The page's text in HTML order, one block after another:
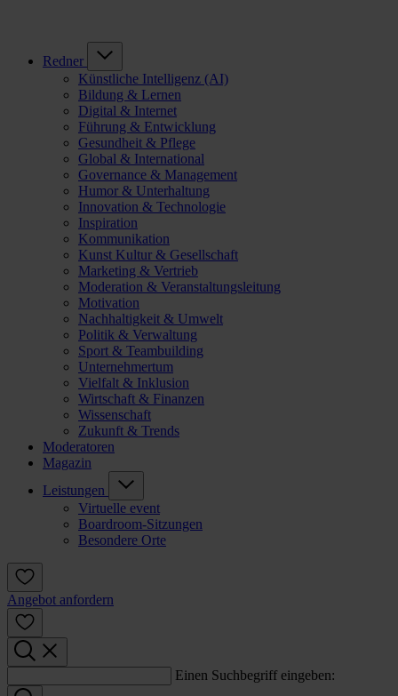
Redner
Künstliche Intelligenz (AI)
Bildung & Lernen
Digital & Internet
Führung & Entwicklung
Gesundheit & Pflege
Global & International
Governance & Management
Humor & Unterhaltung
Innovation & Technologie
Inspiration
Kommunikation
Kunst Kultur & Gesellschaft
Marketing & Vertrieb
Moderation & Veranstaltungsleitung
Motivation
Nachhaltigkeit & Umwelt
Politik & Verwaltung
Sport & Teambuilding
Unternehmertum
Vielfalt & Inklusion
Wirtschaft & Finanzen
Wissenschaft
Zukunft & Trends
Moderatoren
Magazin
Leistungen
Virtuelle event
Boardroom-Sitzungen
Besondere Orte
Angebot anfordern
Einen Suchbegriff eingeben: